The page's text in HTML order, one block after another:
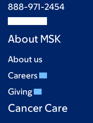
888-971-2454
About MSK
About us
Careers
Giving
Cancer Care